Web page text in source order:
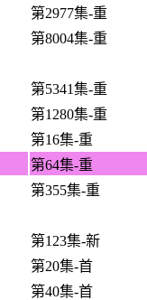
第2977集-重
第8004集-重
第5341集-重
第1280集-重
第16集-重
第64集-重
第355集-重
第123集-新
第20集-首
第40集-首